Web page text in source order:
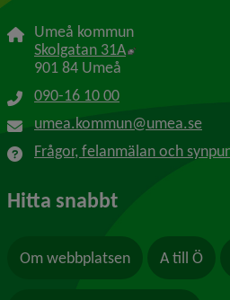
Umeå kommun
Skolgatan 31A Länk till
901 84 Umeå
090-16 10 00
umea.kommun@umea.se
Frågor, felanmälan och
Hitta snabbt
Om webbplatsen A till Ö